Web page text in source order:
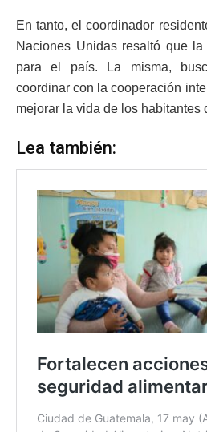
En tanto, el coordinador
Naciones Unidas resaltó que
para el país. La misma,
coordinar con la cooperación
mejorar la vida de los habitantes
Lea también: